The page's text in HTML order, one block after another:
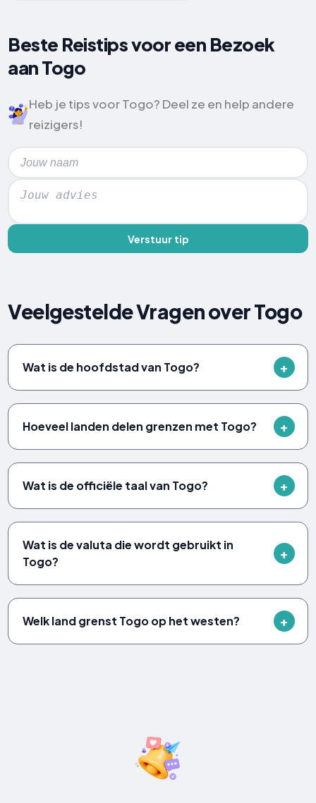
Beste Reistips voor een Bezoek
aan Togo
Heb je tips voor Togo? Deel ze en help andere
reizigers!
Verstuur tip
Veelgestelde Vragen over Togo
Wat is de hoofdstad van Togo?
Hoeveel landen delen grenzen met Togo?
Wat is de officiële taal van Togo?
Wat is de valuta die wordt gebruikt in
Togo?
Welk land grenst Togo op het westen?